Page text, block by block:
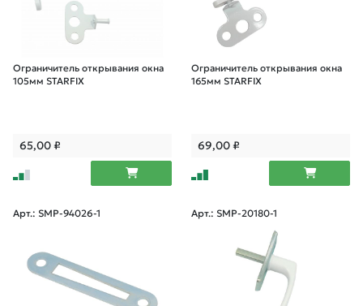
Ограничитель открывания окна
105мм STARFIX
65,00₽
Ограничитель открывания окна
165мм STARFIX
69,00₽
Арт.: SMP-94026-1 Арт.: SMP-20180-1